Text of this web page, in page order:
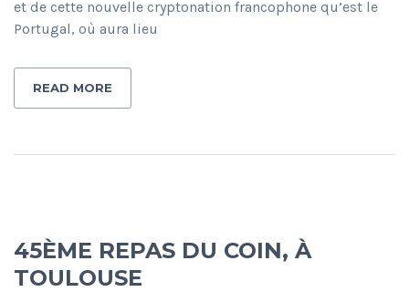
et de cette nouvelle cryptonation francophone qu’est le
Portugal, où aura lieu
READ MORE
45ÈME REPAS DU COIN, À
TOULOUSE